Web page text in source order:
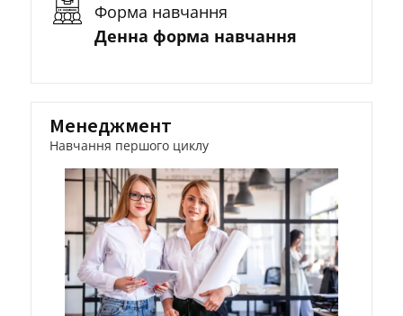
Форма навчання
Денна форма навчання
Менеджмент
Навчання першого циклу